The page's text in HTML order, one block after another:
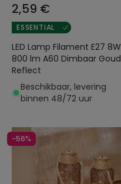
2,59 €
ESSENTIAL
LED Lamp Filament E27 8W
800 lm A60 Dimbaar Goud
Reflect
Beschikbaar, levering
binnen 48/72 uur
-56%